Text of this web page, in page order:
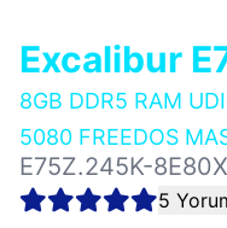
Excalibur
8GB DDR5 RAM
5080 FREEDOS
E75Z.245K-
5